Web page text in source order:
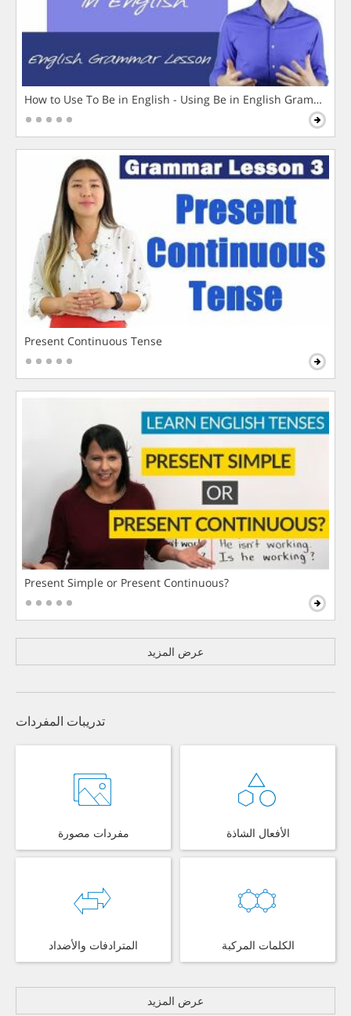
How to Use To Be in English - Using Be in English Grammar
Present Continuous Tense
Present Simple or Present Continuous?
عرض المزيد
تدريبات المفردات
مفردات مصورة الأفعال الشاذة
المترادفات والأضداد الكلمات المركبة
عرض المزيد